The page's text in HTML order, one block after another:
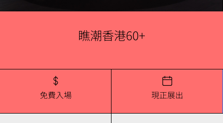
瞧潮香港60+
免費入場 現正展出